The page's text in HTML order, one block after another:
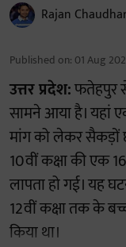
Rajan
Published on: 01 Aug
उत्तर प्रदेश:फतेहपुर
सामने आया है।
मांग को लेकर सैकड़ों
10वीं कक्षा की एक 16
लापता हो गई। यह
12वीं कक्षा तक के
किया था।